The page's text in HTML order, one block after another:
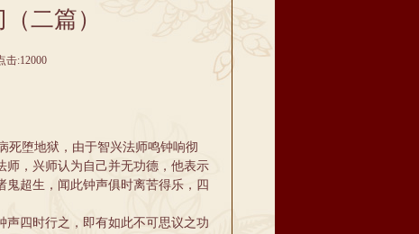
二篇）
:12000
堕地狱，由于智兴法师鸣钟响彻
师，兴师认为自己并无功德，他表示
超生，闻此钟声俱时离苦得乐，四
四时行之，即有如此不可思议之功